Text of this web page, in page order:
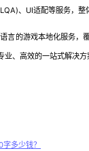
、UI适配等服务，整
的游戏本地化服务，
、高效的一站式解决方
多少钱？